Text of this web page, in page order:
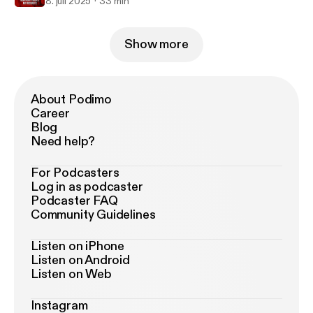
Show more
About Podimo
Career
Blog
Need help?
For Podcasters
Log in as podcaster
Podcaster FAQ
Community Guidelines
Listen on iPhone
Listen on Android
Listen on Web
Instagram